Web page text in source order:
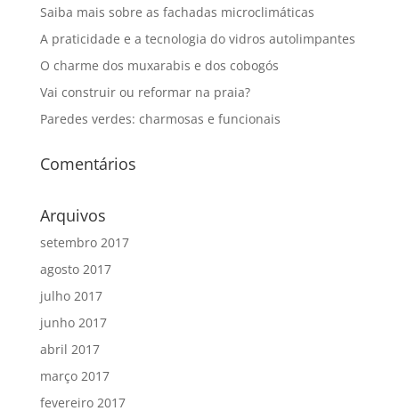
Saiba mais sobre as fachadas microclimáticas
A praticidade e a tecnologia do vidros autolimpantes
O charme dos muxarabis e dos cobogós
Vai construir ou reformar na praia?
Paredes verdes: charmosas e funcionais
Comentários
Arquivos
setembro 2017
agosto 2017
julho 2017
junho 2017
abril 2017
março 2017
fevereiro 2017